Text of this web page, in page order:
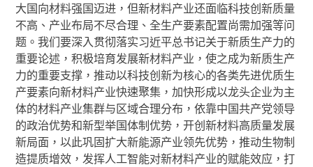
大国向材料强国迈进，但新材料产业还面临科技创新质量
不高、产业布局不尽合理、全生产要素配置尚需加强等问
题。我们要深入贯彻落实习近平总书记关于新质生产力的
重要论述，积极培育发展新材料产业，使之成为新质生产
力的重要支撑，推动以科技创新为核心的各类先进优质生
产要素向新材料产业快速聚集，加快形成以龙头企业为主
体的材料产业集群与区域合理分布，依靠中国共产党领导
的政治优势和新型举国体制优势，开创新材料高质量发展
新局面，以此巩固扩大新能源产业领先优势，推动生物制
造提质增效，发挥人工智能对新材料产业的赋能效应，打